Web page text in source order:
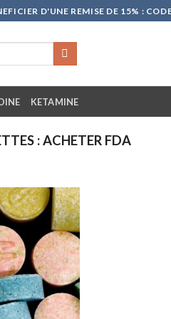
D'UNE REMISE DE 15% :
KETAMINE
: ACHETER FDA